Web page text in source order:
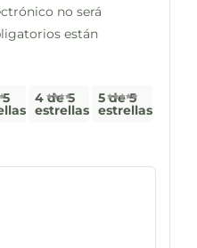
no será
están
4 de 5
estrellas
5 de 5
estrellas